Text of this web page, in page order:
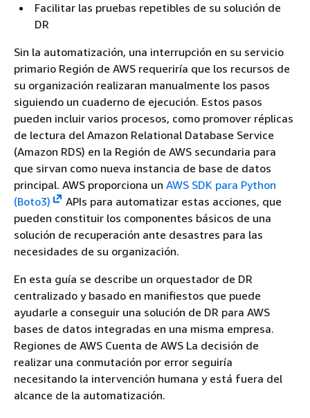
Facilitar las pruebas repetibles de su solución de
DR
Sin la automatización, una interrupción en su servicio
primario Región de AWS requeriría que los recursos de
su organización realizaran manualmente los pasos
siguiendo un cuaderno de ejecución. Estos pasos
pueden incluir varios procesos, como promover réplicas
de lectura del Amazon Relational Database Service
(Amazon RDS) en la Región de AWS secundaria para
que sirvan como nueva instancia de base de datos
principal. AWS proporciona un AWS SDK para Python
(Boto3)
APIs para automatizar estas acciones, que
pueden constituir los componentes básicos de una
solución de recuperación ante desastres para las
necesidades de su organización.
En esta guía se describe un orquestador de DR
centralizado y basado en manifiestos que puede
ayudarle a conseguir una solución de DR para AWS
bases de datos integradas en una misma empresa.
Regiones de AWS Cuenta de AWS La decisión de
realizar una conmutación por error seguiría
necesitando la intervención humana y está fuera del
alcance de la automatización.